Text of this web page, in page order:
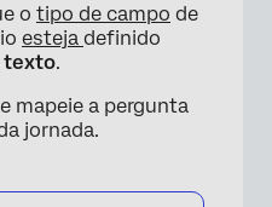
o tipo de campo de
esteja definido
texto.
mapeie a pergunta
jornada.